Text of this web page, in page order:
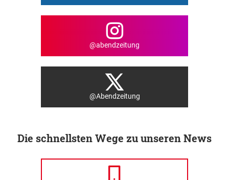
@abendzeitung
@Abendzeitung
Die schnellsten Wege zu unseren News